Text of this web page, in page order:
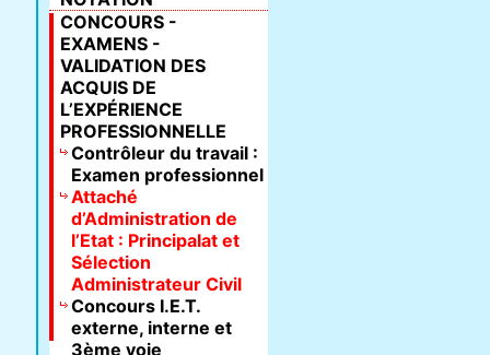
CONCOURS -
EXAMENS -
VALIDATION DES
ACQUIS DE
L’EXPÉRIENCE
PROFESSIONNELLE
Contrôleur du travail :
Examen professionnel
Attaché
d’Administration de
l’Etat : Principalat et
Sélection
Administrateur Civil
Concours I.E.T.
externe, interne et
3ème voie